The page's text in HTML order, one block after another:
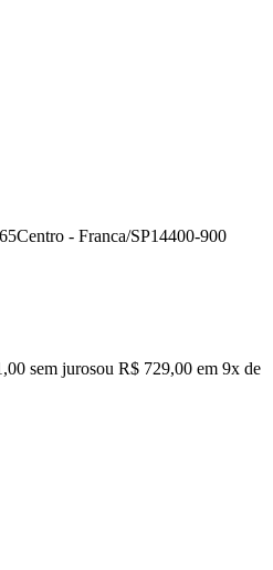
Centro - Franca/SP14400-900
sem jurosou R$ 729,00 em 9x de